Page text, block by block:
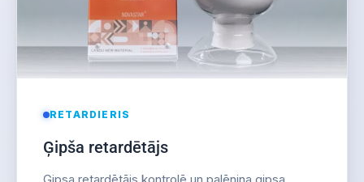
RETARDIERIS
Ģipša retardētājs